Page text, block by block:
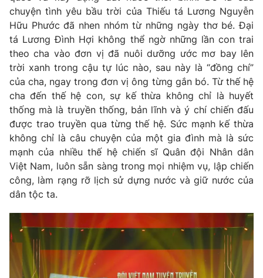
Email:toasoan@vtv.vn
Liên hệ quảng cáo:024-7300.7108
® Cấm sao chép dưới mọi hình thức nếu không có sự chấp
thông tin từ website này.
chuyện tình yêu bầu trời của Thiếu tá Lương Nguyễn
Hữu Phước đã nhen nhóm từ những ngày thơ bé. Đại
tá Lương Đình Hợi không thể ngờ những lần con trai
theo cha vào đơn vị đã nuôi dưỡng ước mơ bay lên
trời xanh trong cậu tự lúc nào, sau này là “đồng chí”
của cha, ngay trong đơn vị ông từng gắn bó. Từ thế hệ
cha đến thế hệ con, sự kế thừa không chỉ là huyết
thống mà là truyền thống, bản lĩnh và ý chí chiến đấu
được trao truyền qua từng thế hệ. Sức mạnh kế thừa
không chỉ là câu chuyện của một gia đình mà là sức
mạnh của nhiều thế hệ chiến sĩ Quân đội Nhân dân
Việt Nam, luôn sẵn sàng trong mọi nhiệm vụ, lập chiến
công, làm rạng rỡ lịch sử dựng nước và giữ nước của
dân tộc ta.